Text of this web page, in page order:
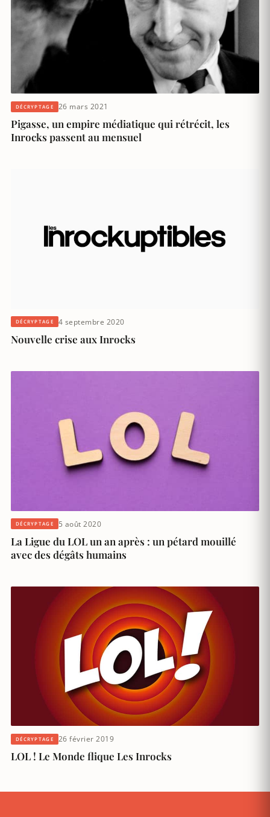
DÉCRYPTAGE 26 mars 2021
Pigasse, un empire médiatique qui rétrécit, les
Inrocks passent au mensuel
DÉCRYPTAGE 4 septembre 2020
Nouvelle crise aux Inrocks
DÉCRYPTAGE 5 août 2020
La Ligue du LOL un an après : un pétard mouillé
avec des dégâts humains
DÉCRYPTAGE 26 février 2019
LOL ! Le Monde flique Les Inrocks